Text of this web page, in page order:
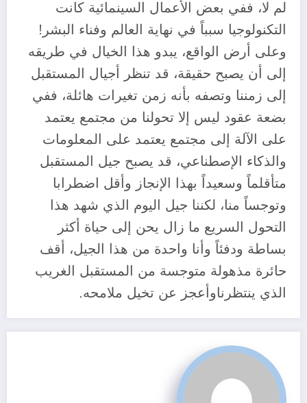
لم لا، ففي بعض الأعمال السينمائية كانت
التكنولوجيا سبباً في نهاية العالم وفناء البشر!
وعلى أرض الواقع، يبدو هذا الخيال في طريقه
إلى أن يصبح حقيقة، قد تنظر أجيال المستقبل
إلى زمننا وتصفه بأنه زمن تغيرات هائلة، ففي
بضعة عقود ليس إلا تحولنا من مجتمع يعتمد
على الآلة إلى مجتمع يعتمد على المعلومات
والذكاء الإصطناعي، قد يصبح جيل المستقبل
متأقلماً وسعيداً بهذا الإنجاز وأقل اضطرابا
وتوجساً منا، لكننا جيل اليوم الذي شهد هذا
التحول السريع ما زال يحن إلى حياة أكثر
بساطة ودفئاً وأنا واحدة من هذا الجيل، أقف
حائرة مذهولة متوجسة من المستقبل الغريب
الذي ينتظرناوأعجز عن تخيل ملامحه.